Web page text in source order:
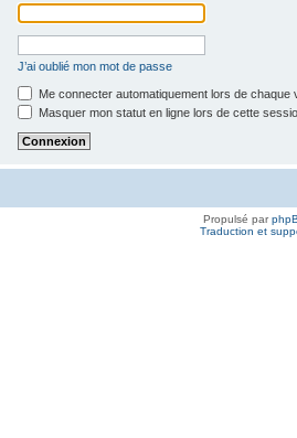
J’ai oublié mon mot de passe
Me connecter automatiquement lors de chaque
Masquer mon statut en ligne lors de cette
Propulsé par
Traduction et